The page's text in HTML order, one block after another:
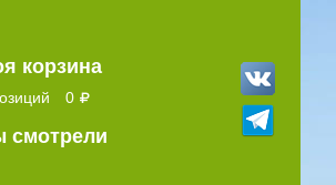
корзина
0
смотрели